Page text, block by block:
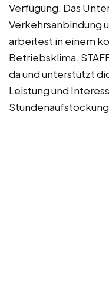
Verfügung. Das
Verkehrsanbindung
arbeitest in einem
Betriebsklima.
da und unterstützt
Leistung und